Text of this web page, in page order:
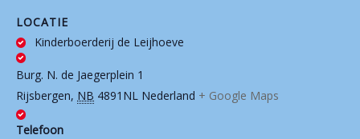
LOCATIE
Kinderboerderij de Leijhoeve
Burg. N. de Jaegerplein 1
Rijsbergen, NB 4891NL Nederland + Google Maps
Telefoon